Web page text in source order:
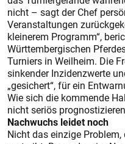
nicht – sagt der Chef
Veranstaltungen
kleinerem Programm“,
Württembergischen
Turniers in Weilheim. Die
sinkender Inzidenzwerte
„gesichert“, für ein
Wie sich die kommende
nicht seriös
Nachwuchs leidet noch
Nicht das einzige